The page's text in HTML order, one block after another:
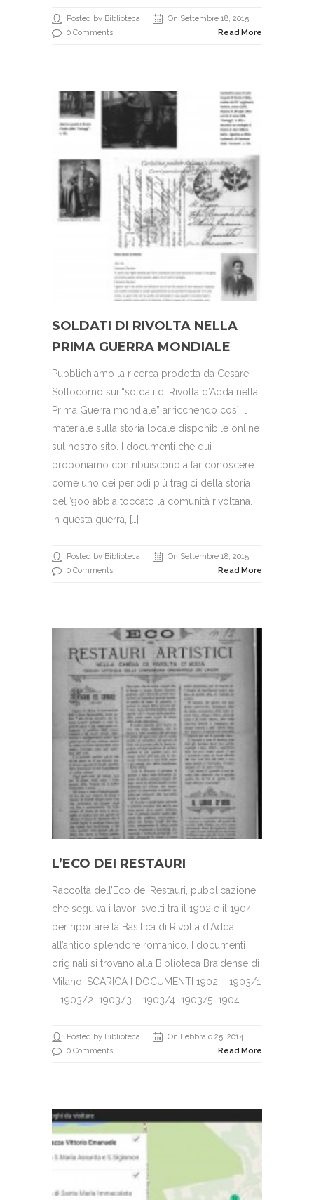
Posted by Biblioteca
On Settembre 18, 2015
0 Comments
Read More
SOLDATI DI RIVOLTA NELLA
PRIMA GUERRA MONDIALE
Pubblichiamo la ricerca prodotta da Cesare
Sottocorno sui “soldati di Rivolta d’Adda nella
Prima Guerra mondiale” arricchendo così il
materiale sulla storia locale disponibile online
sul nostro sito. I documenti che qui
proponiamo contribuiscono a far conoscere
come uno dei periodi più tragici della storia
del ‘9oo abbia toccato la comunità rivoltana.
In questa guerra, […]
Posted by Biblioteca
On Settembre 18, 2015
0 Comments
Read More
L’ECO DEI RESTAURI
Raccolta dell’Eco dei Restauri, pubblicazione
che seguiva i lavori svolti tra il 1902 e il 1904
per riportare la Basilica di Rivolta d’Adda
all’antico splendore romanico. I documenti
originali si trovano alla Biblioteca Braidense di
Milano. SCARICA I DOCUMENTI 1902 1903/1
1903/2 1903/3 1903/4 1903/5 1904
Posted by Biblioteca
On Febbraio 25, 2014
0 Comments
Read More